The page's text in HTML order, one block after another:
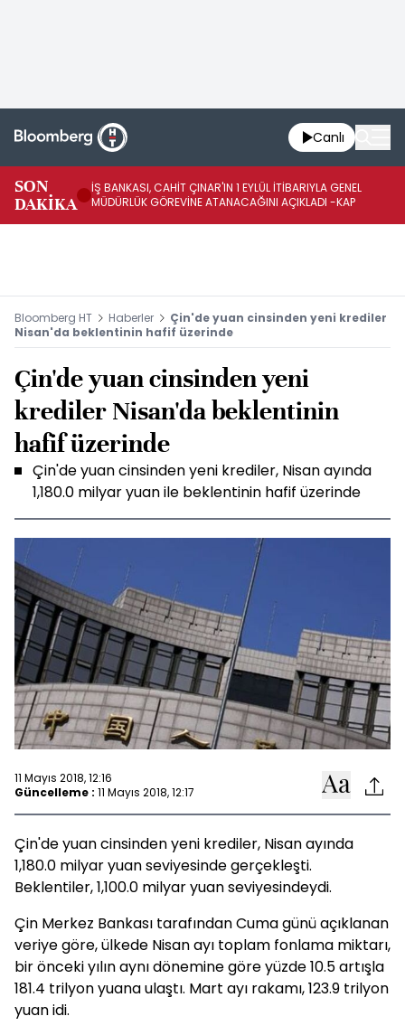
Canlı
SON
DAKİKA
İŞ BANKASI, CAHİT ÇINAR'IN 1 EYLÜL İTİBARIYLA GENEL
MÜDÜRLÜK GÖREVİNE ATANACAĞINI AÇIKLADI -KAP
Bloomberg HT Haberler
Çin'de yuan cinsinden yeni krediler
Nisan'da beklentinin hafif üzerinde
Çin'de yuan cinsinden yeni
krediler Nisan'da beklentinin
hafif üzerinde
Çin'de yuan cinsinden yeni krediler, Nisan ayında
1,180.0 milyar yuan ile beklentinin hafif üzerinde
11 Mayıs 2018, 12:16
Güncelleme : 11 Mayıs 2018, 12:17
Çin'de yuan cinsinden yeni krediler, Nisan ayında
1,180.0 milyar yuan seviyesinde gerçekleşti.
Beklentiler, 1,100.0 milyar yuan seviyesindeydi.
Çin Merkez Bankası tarafından Cuma günü açıklanan
veriye göre, ülkede Nisan ayı toplam fonlama miktarı,
bir önceki yılın aynı dönemine göre yüzde 10.5 artışla
181.4 trilyon yuana ulaştı. Mart ayı rakamı, 123.9 trilyon
yuan idi.